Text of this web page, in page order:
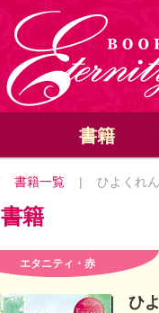
書籍
書籍一覧 | ひよくれ
書籍
エタニティ・赤
ひ